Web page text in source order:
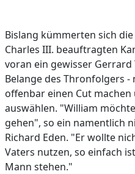
Bislang kümmerten sich
Charles III. beauftragten
voran ein gewisser
Belange des Thronfolgers -
offenbar einen Cut
auswählen. "William
gehen", so ein namentlich
Richard Eden. "Er wollte
Vaters nutzen, so einfach
Mann stehen."